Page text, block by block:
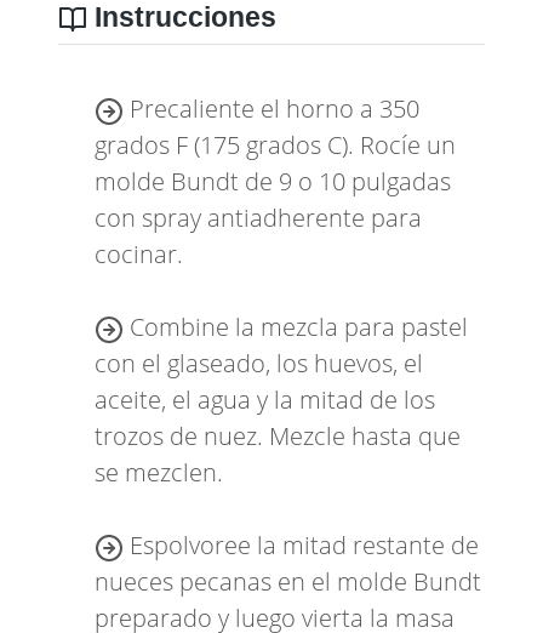
Instrucciones
Precaliente el horno a 350
grados F (175 grados C). Rocíe un
molde Bundt de 9 o 10 pulgadas
con spray antiadherente para
cocinar.
Combine la mezcla para pastel
con el glaseado, los huevos, el
aceite, el agua y la mitad de los
trozos de nuez. Mezcle hasta que
se mezclen.
Espolvoree la mitad restante de
nueces pecanas en el molde Bundt
preparado y luego vierta la masa